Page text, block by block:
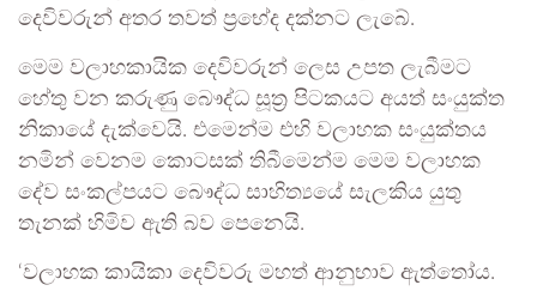
දෙවිවරුන් අතර තවත් ප්‍රභේද දක්නට ලැබේ.
මෙම වලාහකායික දෙවිවරුන් ලෙස උපත ලැබීමට
හේතු වන කරුණු බෞද්ධ සූත්‍ර පිටකයට අයත් සංයුක්ත
නිකායේ දැක්වෙයි. එමෙන්ම එහි වලාහක සංයුක්තය
නමින් වෙනම කොටසක් තිබීමෙන්ම මෙම වලාහක
දේව සංකල්පයට බෞද්ධ සාහිත්‍යයේ සැලකිය යුතු
තැනක් හිමිව ඇති බව පෙනෙයි.
‘වලාහක කායිකා දෙවිවරු මහත් ආනුභාව ඇත්තෝය.